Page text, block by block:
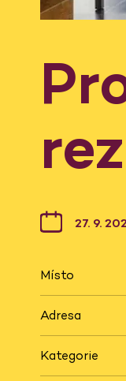
27. 9.
Místo
Adresa
Kategorie